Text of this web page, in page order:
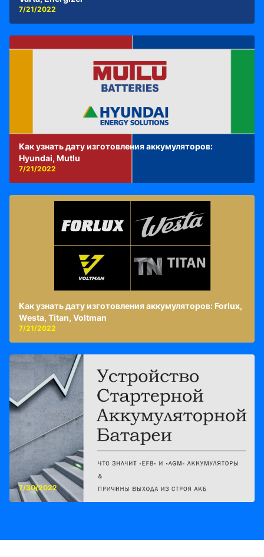
7/21/2022
Как узнать дату изготовления аккумуляторов:
Hyundai, Mutlu
7/21/2022
Как узнать дату изготовления аккумуляторов: Forlux,
Westa, Titan, Voltman
7/21/2022
7/30/2022